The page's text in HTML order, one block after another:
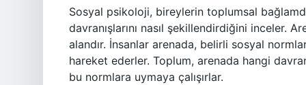
Sosyal psikoloji, bireylerin toplumsal
davranışlarını nasıl şekillendirdiğini inceler.
alandır. İnsanlar arenada, belirli sosyal
hareket ederler. Toplum, arenada hangi
bu normlara uymaya çalışırlar.